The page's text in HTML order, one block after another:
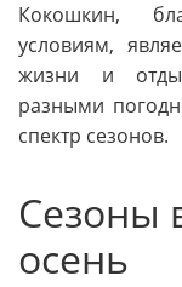
Кокошкин,
условиям,
жизни и
разными
спектр сезонов.
Сезоны
осень